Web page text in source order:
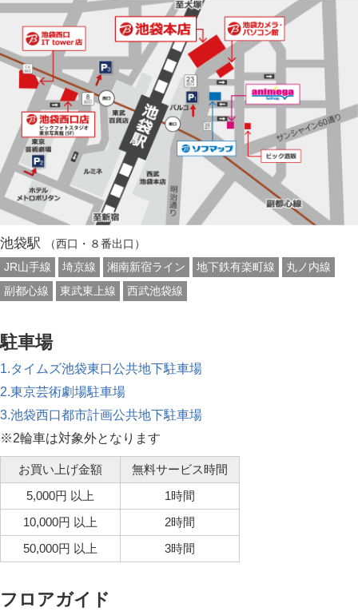
池袋駅
（西口・８番出口）
JR山手線
埼京線 湘南新宿ライン 地下鉄有楽町線
丸ノ内線
副都心線
東武東上線 西武池袋線
駐車場
1.タイムズ池袋東口公共地下駐車場
2.東京芸術劇場駐車場
3.池袋西口都市計画公共地下駐車場
※2輪車は対象外となります
お買い上げ金額
無料サービス時間
5,000円 以上
1時間
10,000円 以上
2時間
50,000円 以上
3時間
フロアガイド